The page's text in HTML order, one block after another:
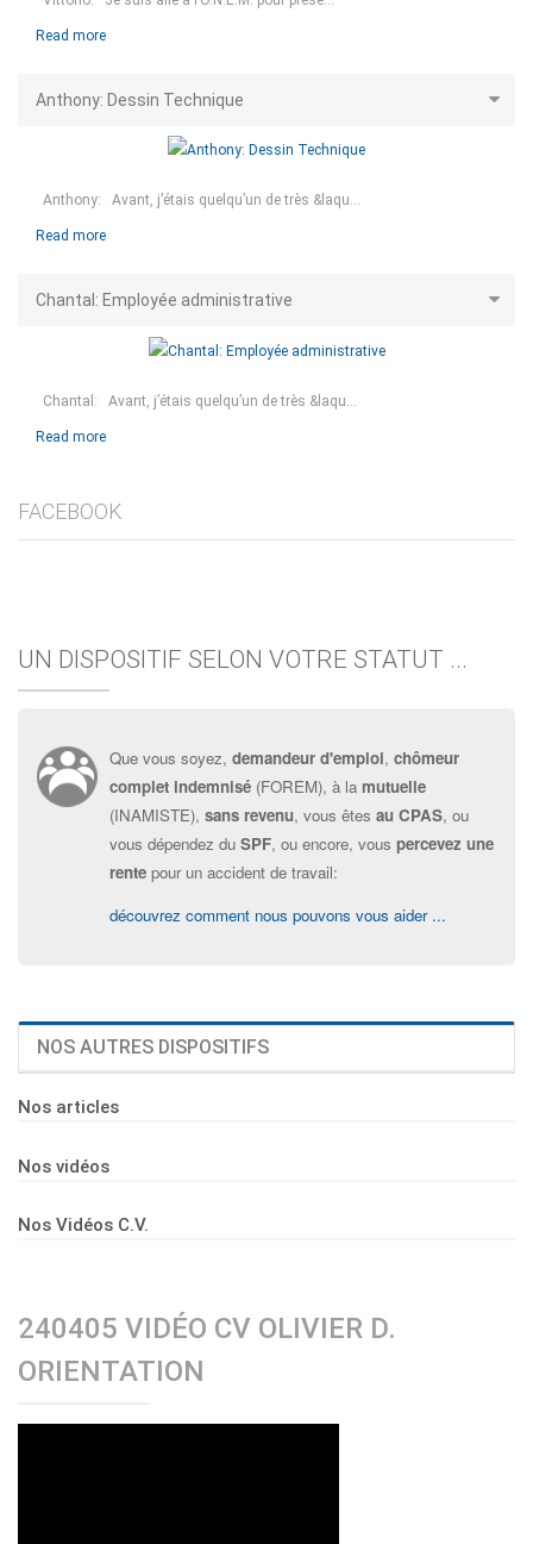
Read more
Anthony: Dessin Technique
Anthony: Avant, j’étais quelqu’un de très &laqu...
Read more
Chantal: Employée administrative
Chantal: Avant, j’étais quelqu’un de très &laqu...
Read more
FACEBOOK
UN DISPOSITIF SELON VOTRE STATUT ...
Que vous soyez, demandeur d'emploi, chômeur
complet indemnisé (FOREM), à la mutuelle
(INAMISTE), sans revenu, vous êtes au CPAS, ou
vous dépendez du SPF, ou encore, vous percevez une
rente pour un accident de travail:
découvrez comment nous pouvons vous aider ...
NOS AUTRES DISPOSITIFS
Nos articles
Nos vidéos
Nos Vidéos C.V.
240405 VIDÉO CV OLIVIER D.
ORIENTATION